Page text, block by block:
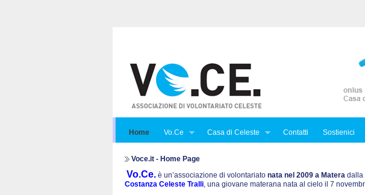
Home Vo.Ce Casa di Celeste Contatti Sostienici
Voce.it - Home Page
Vo.Ce. è un’associazione di volontariato nata nel 2009 a Matera dalla
Costanza Celeste Tralli, una giovane materana nata al cielo il 7